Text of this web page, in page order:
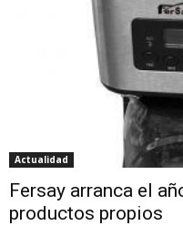
Actualidad
Fersay arranca el
productos propios